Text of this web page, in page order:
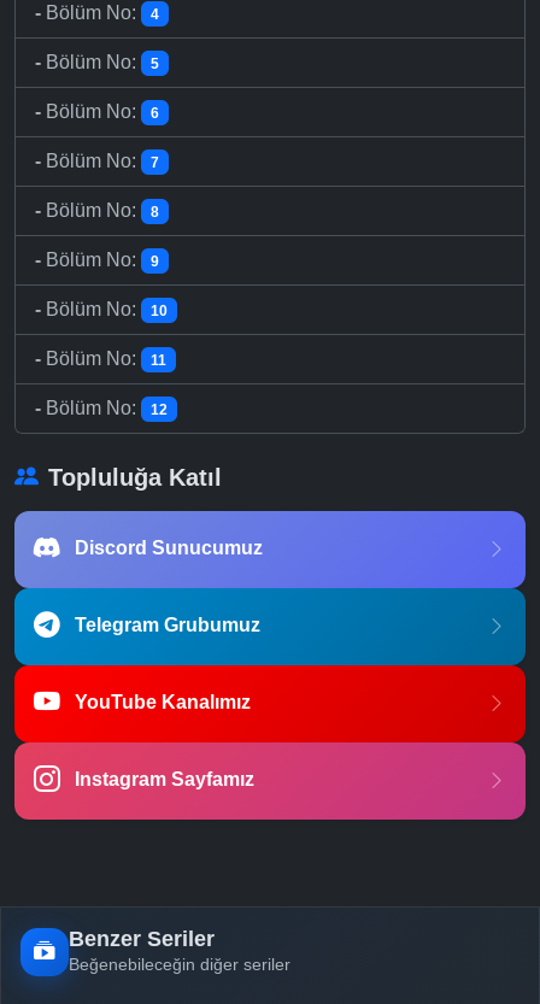
- Bölüm No: 4
- Bölüm No: 5
- Bölüm No: 6
- Bölüm No: 7
- Bölüm No: 8
- Bölüm No: 9
- Bölüm No: 10
- Bölüm No: 11
- Bölüm No: 12
Topluluğa Katıl
Discord Sunucumuz
Telegram Grubumuz
YouTube Kanalımız
Instagram Sayfamız
Benzer Seriler
Beğenebileceğin diğer seriler